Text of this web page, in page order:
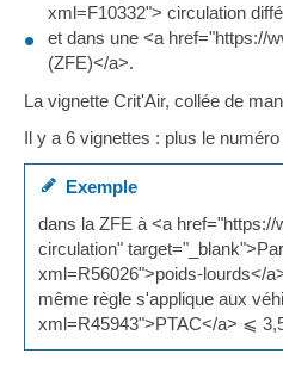
xml=F10332"> circulation
et dans une <a href="https://
(ZFE)</a>.
La vignette Crit'Air, collée de
Il y a 6 vignettes : plus le
Exemple
dans la ZFE à <a
circulation"
xml=R56026">poids-lourds</
même règle s'applique aux
xml=R45943">PTAC</a> ⩽